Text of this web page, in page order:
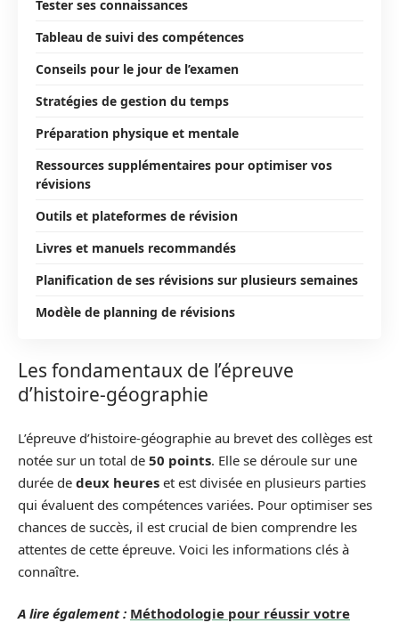
Tester ses connaissances
Tableau de suivi des compétences
Conseils pour le jour de l’examen
Stratégies de gestion du temps
Préparation physique et mentale
Ressources supplémentaires pour optimiser vos
révisions
Outils et plateformes de révision
Livres et manuels recommandés
Planification de ses révisions sur plusieurs semaines
Modèle de planning de révisions
Les fondamentaux de l’épreuve
d’histoire-géographie
L’épreuve d’histoire-géographie au brevet des collèges est
notée sur un total de 50 points. Elle se déroule sur une
durée de deux heures et est divisée en plusieurs parties
qui évaluent des compétences variées. Pour optimiser ses
chances de succès, il est crucial de bien comprendre les
attentes de cette épreuve. Voici les informations clés à
connaître.
A lire également : Méthodologie pour réussir votre